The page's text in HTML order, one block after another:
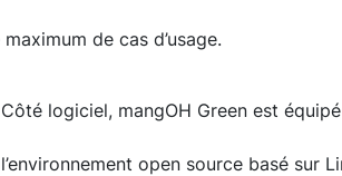
de cas d’usage.
Côté logiciel, mangOH Green est
l’environnement open source basé sur